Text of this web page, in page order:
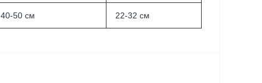
40-50 см 22-32 см